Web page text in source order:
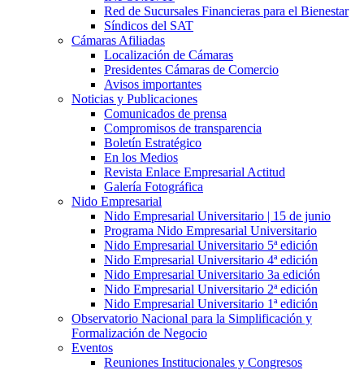
Red de Sucursales Financieras para el Bienestar
Síndicos del SAT
Cámaras Afiliadas
Localización de Cámaras
Presidentes Cámaras de Comercio
Avisos importantes
Noticias y Publicaciones
Comunicados de prensa
Compromisos de transparencia
Boletín Estratégico
En los Medios
Revista Enlace Empresarial Actitud
Galería Fotográfica
Nido Empresarial
Nido Empresarial Universitario | 15 de junio
Programa Nido Empresarial Universitario
Nido Empresarial Universitario 5ª edición
Nido Empresarial Universitario 4ª edición
Nido Empresarial Universitario 3a edición
Nido Empresarial Universitario 2ª edición
Nido Empresarial Universitario 1ª edición
Observatorio Nacional para la Simplificación y
Formalización de Negocio
Eventos
Reuniones Institucionales y Congresos